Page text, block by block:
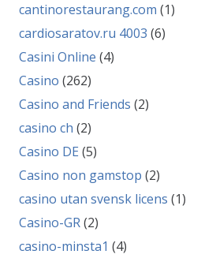
cantinorestaurang.com (1)
cardiosaratov.ru 4003 (6)
Casini Online (4)
Casino (262)
Casino and Friends (2)
casino ch (2)
Casino DE (5)
Casino non gamstop (2)
casino utan svensk licens (1)
Casino-GR(2)
casino-minsta1 (4)